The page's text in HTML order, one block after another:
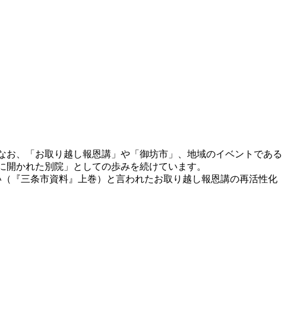
、「お取り越し報恩講」や「御坊市」、地域のイベントである
かれた別院」としての歩みを続けています。
『三条市資料』上巻）と言われたお取り越し報恩講の再活性化